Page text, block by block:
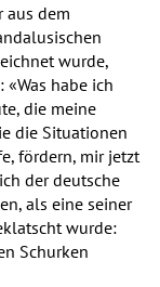
aus dem
wurde,
habe ich
die meine
die Situationen
fördern, mir jetzt
der deutsche
als eine seiner
wurde:
Schurken